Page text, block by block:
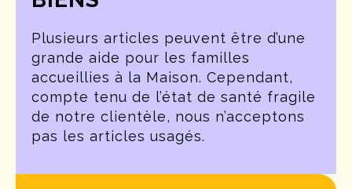
Plusieurs articles peuvent être d’une
grande aide pour les familles
accueillies à la Maison. Cependant,
compte tenu de l’état de santé fragile
de notre clientèle, nous n’acceptons
pas les articles usagés.